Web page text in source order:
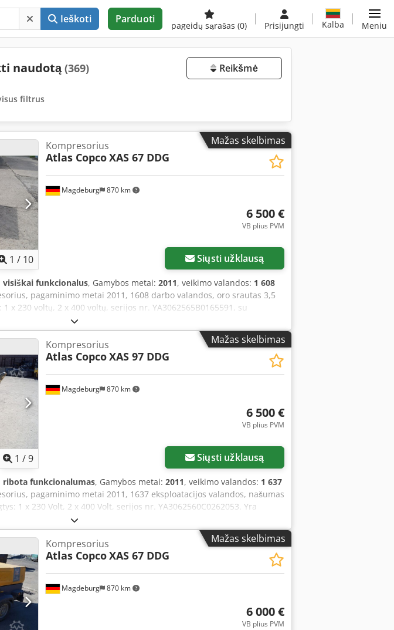
Ieškoti Parduoti
pageidų sąrašas (0) Prisijungti Kalba Meniu
naudotą(369) Reikšmė
filtrus
Mažas skelbimas
1 / 10
Magdeburg 870 km
Kompresorius
Atlas CopcoXAS 67 DDG
6 500 €
VB plius PVM
Siųsti užklausą
visiškai funkcionalus, Gamybos metai: 2011, veikimo valandos: 1 608
pagaminimo metai 2011, 1608 darbo valandos, oro srautas 3,5
x 230 voltų, 2 x 400 voltų, serijos nr. YA3062565B0165591, su
Mažas skelbimas
1 /9
Magdeburg 870 km
Kompresorius
Atlas CopcoXAS 97 DDG
6 500 €
VB plius PVM
Siųsti užklausą
ribota funkcionalumas, Gamybos metai: 2011, veikimo valandos: 1 637
pagaminimo metai 2011, 1637 eksploatacijos valandos, našumas
1 x 230 Volt, 2 x 400 Volt, serijos nr. YA3062560C0262053. Yra
Viena sukimo ašis yra išlinkusi, trūksta pleištinio diržo
Credezbiicspfx Ak Hjf
Mažas skelbimas
Magdeburg 870 km
Kompresorius
Atlas CopcoXAS 67 DDG
6 000 €
VB plius PVM